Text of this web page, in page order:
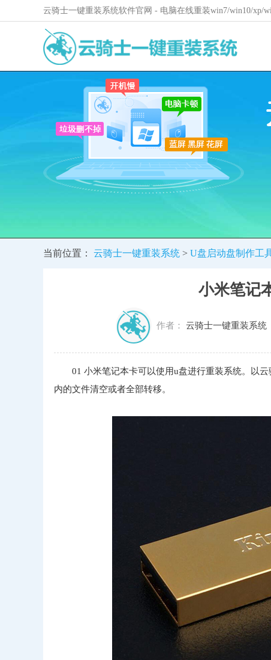
云骑士一键重装系统软件官网 - 电脑在线重装win7/win10/xp/
当前位置： 云骑士一键重装系统 > U盘启动盘制作工
小米笔记
作者： 云骑士一键重装系统
01 小米笔记本卡可以使用u盘进行重装系统。以
内的文件清空或者全部转移。